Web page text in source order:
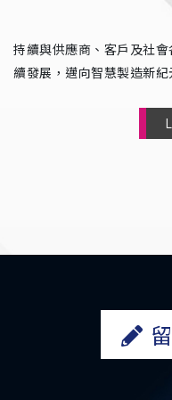
持續與供應商、客戶及社
續發展，邁向智慧製造新紀